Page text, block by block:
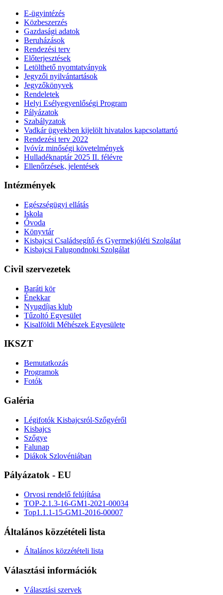
E-ügyintézés
Közbeszerzés
Gazdasági adatok
Beruházások
Rendezési terv
Előterjesztések
Letölthető nyomtatványok
Jegyzői nyilvántartások
Jegyzőkönyvek
Rendeletek
Helyi Esélyegyenlőségi Program
Pályázatok
Szabályzatok
Vadkár ügyekben kijelölt hivatalos kapcsolattartó
Rendezési terv 2022
Ivóvíz minőségi követelmények
Hulladéknaptár 2025 II. félévre
Ellenőrzések, jelentések
Intézmények
Egészségügyi ellátás
Iskola
Óvoda
Könyvtár
Kisbajcsi Családsegítő és Gyermekjóléti Szolgálat
Kisbajcsi Falugondnoki Szolgálat
Civil szervezetek
Baráti kör
Énekkar
Nyugdíjas klub
Tűzoltó Egyesület
Kisalföldi Méhészek Egyesülete
IKSZT
Bemutatkozás
Programok
Fotók
Galéria
Légifotók Kisbajcsról-Szőgyéről
Kisbajcs
Szőgye
Falunap
Diákok Szlovéniában
Pályázatok - EU
Orvosi rendelő felújítása
TOP-2.1.3-16-GM1-2021-00034
Top1.1.1-15-GM1-2016-00007
Általános közzétételi lista
Általános közzétételi lista
Választási információk
Választási szervek